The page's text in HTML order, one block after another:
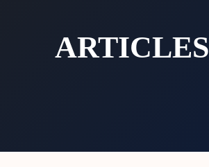
ARTICLES